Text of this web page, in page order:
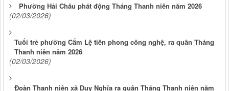
Phường Hải Châu phát động Tháng Thanh niên năm 2026
(02/03/2026)
Tuổi trẻ phường Cẩm Lệ tiên phong công nghệ, ra quân Tháng
Thanh niên năm 2026
(02/03/2026)
Đoàn Thanh niên xã Duy Nghĩa ra quân Tháng Thanh niên năm